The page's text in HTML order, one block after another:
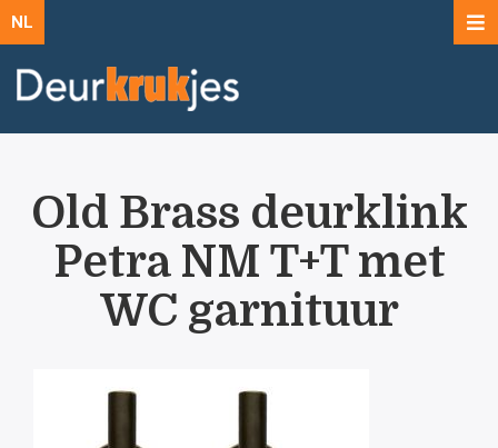
NL
Old Brass deurklink
Petra NM T+T met
WC garnituur